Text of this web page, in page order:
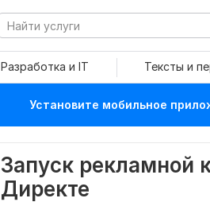
Разработка и IT Тексты и
Установите мобильное
Запуск рекламной
Директе